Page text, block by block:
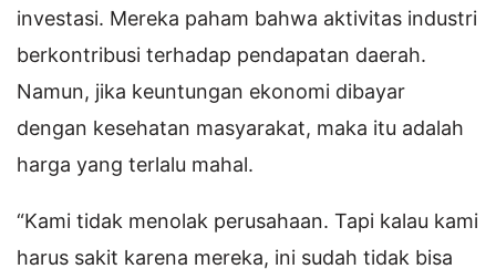
investasi. Mereka paham bahwa aktivitas industri
berkontribusi terhadap pendapatan daerah.
Namun, jika keuntungan ekonomi dibayar
dengan kesehatan masyarakat, maka itu adalah
harga yang terlalu mahal.
“Kami tidak menolak perusahaan. Tapi kalau kami
harus sakit karena mereka, ini sudah tidak bisa